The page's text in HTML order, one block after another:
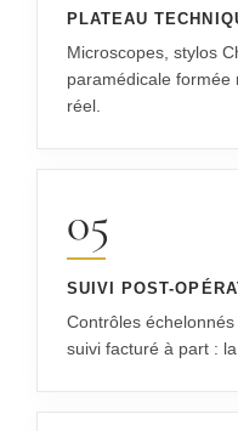
PLATEAU
Microscopes, stylos
paramédicale formée
réel.
05
SUIVI POST-
Contrôles
suivi facturé à part :